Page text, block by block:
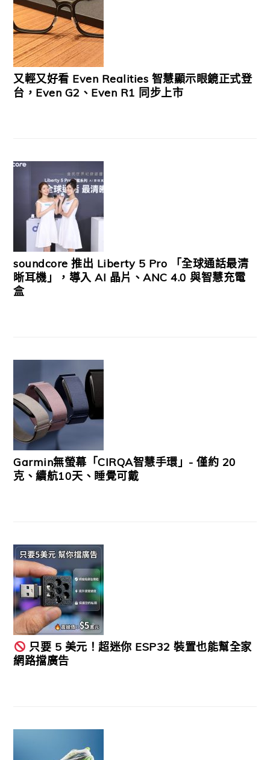
又輕又好看 Even Realities 智慧顯示眼鏡正式登
台，Even G2、Even R1 同步上市
soundcore 推出 Liberty 5 Pro 「全球通話最清
晰耳機」，導入 AI 晶片、ANC 4.0 與智慧充電
盒
Garmin無螢幕「CIRQA智慧手環」- 僅約 20
克、續航10天、睡覺可戴
只要 5 美元！超迷你 ESP32 裝置也能幫全家
網路擋廣告